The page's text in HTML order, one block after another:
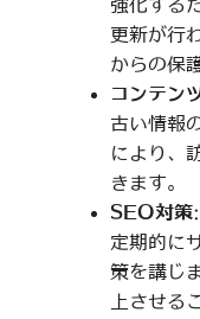
強化する
更新が行
からの保
コンテン
古い情報
により、
きます。
SEO対策
定期的に
策を講じ
上させる